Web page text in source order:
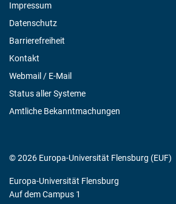
Impressum
Datenschutz
Barrierefreiheit
Kontakt
Webmail / E-Mail
Status aller Systeme
Amtliche Bekanntmachungen
© 2026 Europa-Universität Flensburg (EUF)
Europa-Universität Flensburg
Auf dem Campus 1